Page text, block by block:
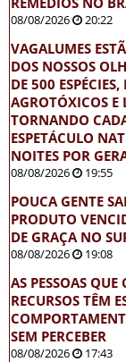
08/08/2026 20:22
VAGALUMES
DOS NOSSOS
DE 500
AGROTÓXICOS E
TORNANDO
ESPETÁCULO
NOITES POR
08/08/2026 19:55
POUCA GENTE
PRODUTO
DE GRAÇA NO
08/08/2026 19:08
AS PESSOAS
RECURSOS TÊM
SEM PERCEBER
08/08/2026 17:43